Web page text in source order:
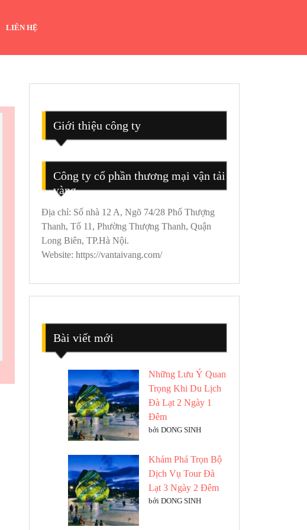
LIÊN HỆ
Giới thiệu công ty
Công ty cổ phần thương mại vận tải
vàng
Địa chỉ: Số nhà 12 A, Ngõ 74/28 Phố Thượng
Thanh, Tổ 11, Phường Thượng Thanh, Quận
Long Biên, TP.Hà Nội.
Website: https://vantaivang.com/
Bài viết mới
Những Lưu Ý Quan
Trọng Khi Du Lịch
Đà Lạt 2 Ngày 1
Đêm
bởi DONG SINH
Khám Phá Trọn Bộ
Dịch Vụ Tour Đà
Lạt 3 Ngày 2 Đêm
bởi DONG SINH